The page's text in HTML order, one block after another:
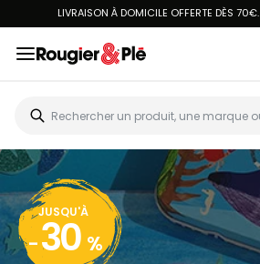
LIVRAISON À DOMICILE OFFERTE DÈS 70€.
JUSQU'À
- 30 %